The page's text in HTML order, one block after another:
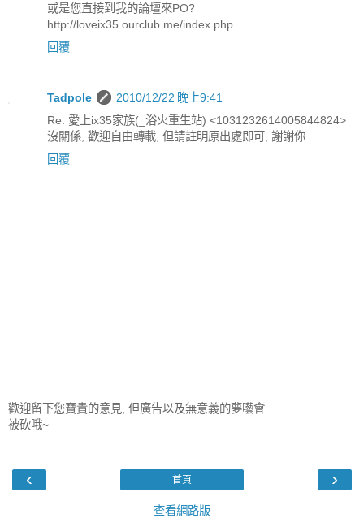
或是您直接到我的論壇來PO?
http://loveix35.ourclub.me/index.php
回覆
Tadpole
2010/12/22 晚上9:41
Re: 愛上ix35家族(_浴火重生站) <1031232614005844824>
沒關係, 歡迎自由轉載, 但請註明原出處即可, 謝謝你.
回覆
歡迎留下您寶貴的意見, 但廣告以及無意義的夢囈會
被砍哦~
‹ ›
首頁
查看網路版